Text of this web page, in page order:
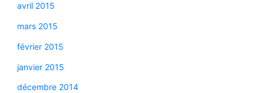
avril 2015
mars 2015
février 2015
janvier 2015
décembre 2014